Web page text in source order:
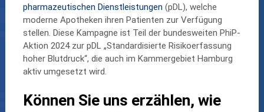
pharmazeutischen Dienstleistungen (pDL), welche
moderne Apotheken ihren Patienten zur Verfügung
stellen. Diese Kampagne ist Teil der bundesweiten PhiP-
Aktion 2024 zur pDL „Standardisierte Risikoerfassung
hoher Blutdruck“, die auch im Kammergebiet Hamburg
aktiv umgesetzt wird.
Können Sie uns erzählen, wie